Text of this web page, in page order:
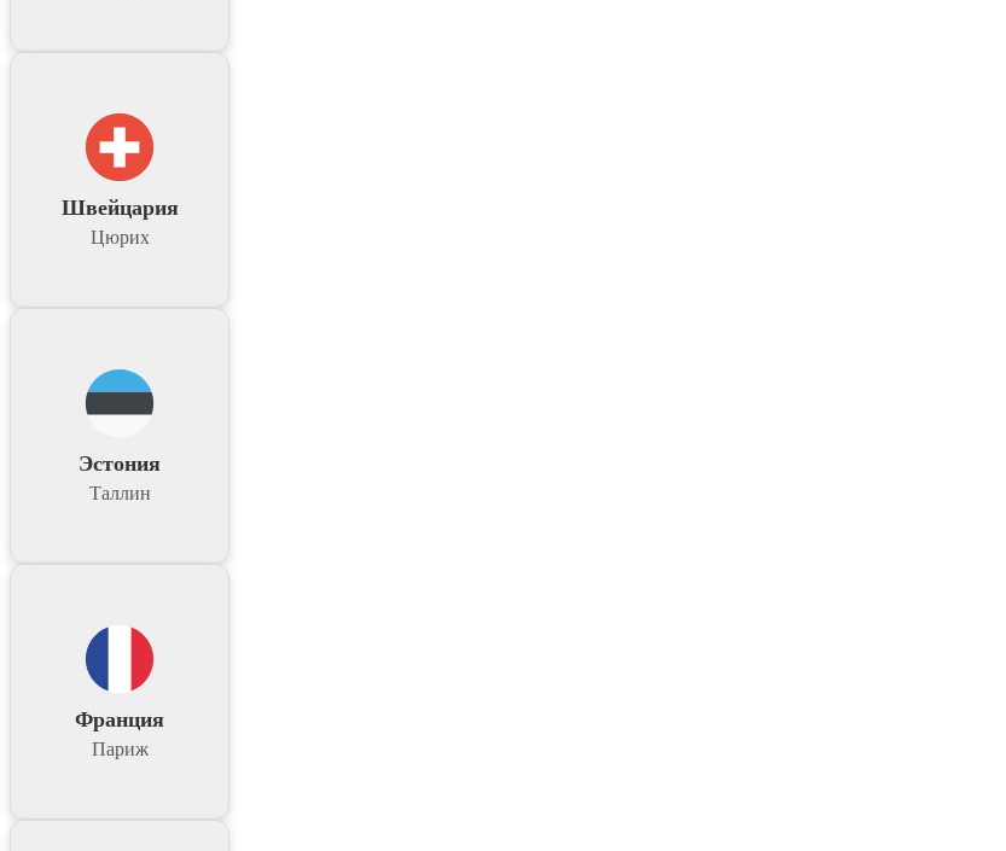
Швейцария
Цюрих
Эстония
Таллин
Франция
Париж